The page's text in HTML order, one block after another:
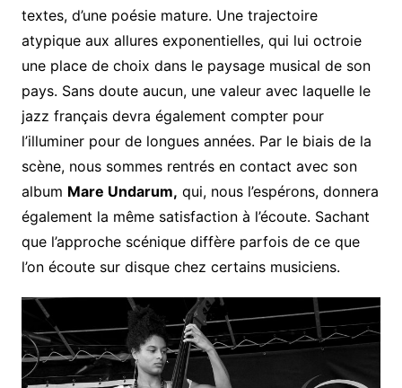
textes, d’une poésie mature. Une trajectoire
atypique aux allures exponentielles, qui lui octroie
une place de choix dans le paysage musical de son
pays. Sans doute aucun, une valeur avec laquelle le
jazz français devra également compter pour
l’illuminer pour de longues années. Par le biais de la
scène, nous sommes rentrés en contact avec son
album Mare Undarum, qui, nous l’espérons, donnera
également la même satisfaction à l’écoute. Sachant
que l’approche scénique diffère parfois de ce que
l’on écoute sur disque chez certains musiciens.